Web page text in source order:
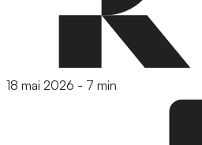
18 mai 2026 - 7 min